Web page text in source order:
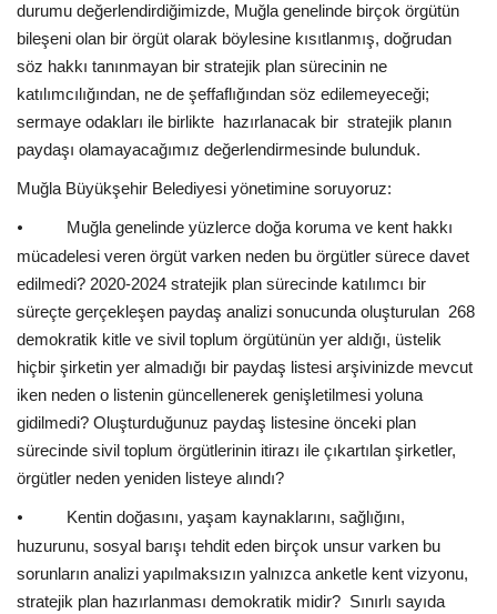
durumu değerlendirdiğimizde, Muğla genelinde birçok örgütün
bileşeni olan bir örgüt olarak böylesine kısıtlanmış, doğrudan
söz hakkı tanınmayan bir stratejik plan sürecinin ne
katılımcılığından, ne de şeffaflığından söz edilemeyeceği;
sermaye odakları ile birlikte hazırlanacak bir stratejik planın
paydaşı olamayacağımız değerlendirmesinde bulunduk.
Muğla Büyükşehir Belediyesi yönetimine soruyoruz:
⦁
Muğla genelinde yüzlerce doğa koruma ve kent hakkı
mücadelesi veren örgüt varken neden bu örgütler sürece davet
edilmedi? 2020-2024 stratejik plan sürecinde katılımcı bir
süreçte gerçekleşen paydaş analizi sonucunda oluşturulan 268
demokratik kitle ve sivil toplum örgütünün yer aldığı, üstelik
hiçbir şirketin yer almadığı bir paydaş listesi arşivinizde mevcut
iken neden o listenin güncellenerek genişletilmesi yoluna
gidilmedi? Oluşturduğunuz paydaş listesine önceki plan
sürecinde sivil toplum örgütlerinin itirazı ile çıkartılan şirketler,
örgütler neden yeniden listeye alındı?
⦁
Kentin doğasını, yaşam kaynaklarını, sağlığını,
huzurunu, sosyal barışı tehdit eden birçok unsur varken bu
sorunların analizi yapılmaksızın yalnızca anketle kent vizyonu,
stratejik plan hazırlanması demokratik midir? Sınırlı sayıda